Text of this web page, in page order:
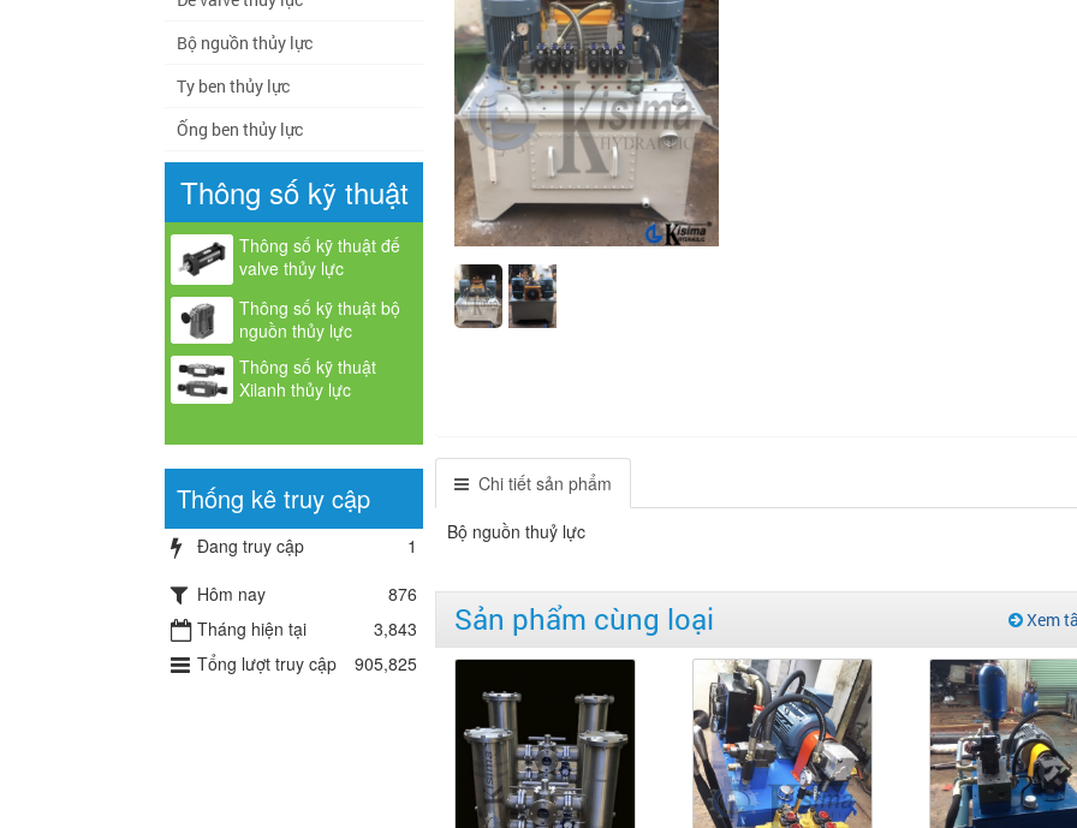
Chi tiết sản phẩm
Bộ nguồn thuỷ lực
Sản phẩm cùng loại Xem
Bộ nguồn thủy lực
Ty ben thủy lực
Ống ben thủy lực
Thông số kỹ thuật
Thông số kỹ thuật đế
valve thủy lực
Thông số kỹ thuật bộ
nguồn thủy lực
Thông số kỹ thuật
Xilanh thủy lực
Thống kê truy cập
Đang truy cập
1
Hôm nay
876
Tháng hiện tại
3,843
Tổng lượt truy cập
905,825